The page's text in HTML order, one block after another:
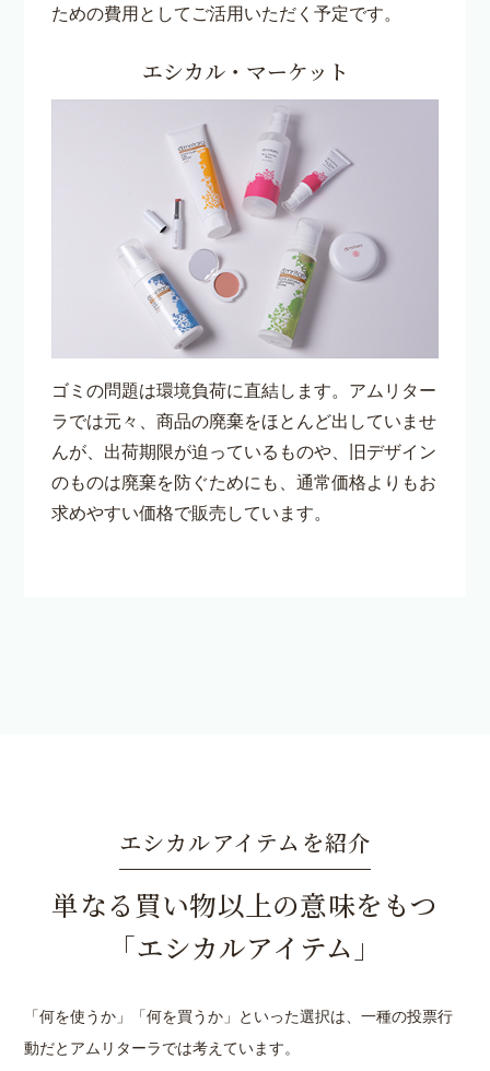
ための費用としてご活用いただく予定です。
エシカル・マーケット
ゴミの問題は環境負荷に直結します。アムリター
ラでは元々、商品の廃棄をほとんど出していませ
んが、出荷期限が迫っているものや、旧デザイン
のものは廃棄を防ぐためにも、通常価格よりもお
求めやすい価格で販売しています。
エシカルアイテムを紹介
単なる買い物以上の意味をもつ
「エシカルアイテム」
「何を使うか」「何を買うか」といった選択は、一種の投票行
動だとアムリターラでは考えています。